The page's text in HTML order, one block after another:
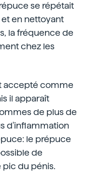
se répétait
en nettoyant
la fréquence de
chez les
accepté comme
il apparaît
de plus de
d'inflammation
le prépuce
de
du pénis.